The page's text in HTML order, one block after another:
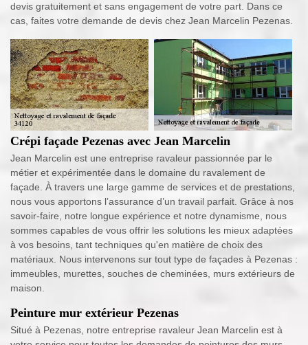
devis gratuitement et sans engagement de votre part. Dans ce
cas, faites votre demande de devis chez Jean Marcelin Pezenas.
Crépi façade Pezenas avec Jean Marcelin
Jean Marcelin est une entreprise ravaleur passionnée par le
métier et expérimentée dans le domaine du ravalement de
façade. À travers une large gamme de services et de prestations,
nous vous apportons l’assurance d’un travail parfait. Grâce à nos
savoir-faire, notre longue expérience et notre dynamisme, nous
sommes capables de vous offrir les solutions les mieux adaptées
à vos besoins, tant techniques qu'en matière de choix des
matériaux. Nous intervenons sur tout type de façades à Pezenas :
immeubles, murettes, souches de cheminées, murs extérieurs de
maison.
Peinture mur extérieur Pezenas
Situé à Pezenas, notre entreprise ravaleur Jean Marcelin est à